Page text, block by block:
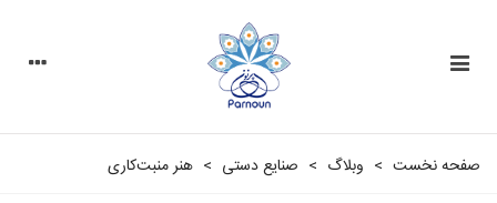
صفحه نخست > وبلاگ > صنایع دستی > هنر منبت‌کاری